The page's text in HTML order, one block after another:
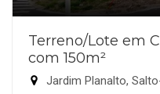
Terreno/Lote em
com 150m²
Jardim Planalto,